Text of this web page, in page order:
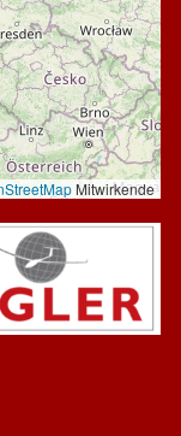
Mitwirkende